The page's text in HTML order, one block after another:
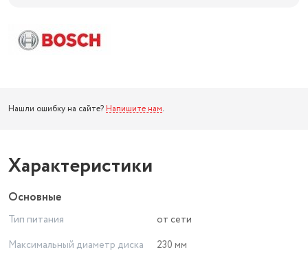
Нашли ошибку на сайте? Напишите нам.
Характеристики
Основные
Тип питания
от сети
Максимальный диаметр диска
230 мм